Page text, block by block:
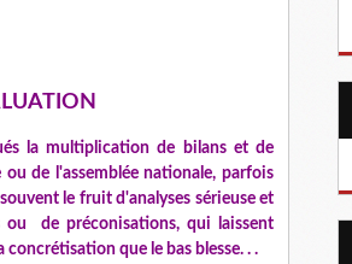
la multiplication de bilans et de
de l'assemblée nationale, parfois
le fruit d'analyses sérieuse et
ou de préconisations, qui laissent
que le bas blesse. . .